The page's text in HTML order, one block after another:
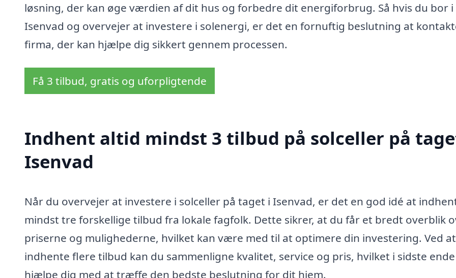
løsning, der kan øge værdien af dit hus og forbedre dit energiforbrug. Så hvis du bor i
Isenvad og overvejer at investere i solenergi, er det en fornuftig beslutning at
firma, der kan hjælpe dig sikkert gennem processen.
Få 3 tilbud, gratis og uforpligtende
Indhent altid mindst 3 tilbud på solceller på
Isenvad
Når du overvejer at investere i solceller på taget i Isenvad, er det en god idé at
mindst tre forskellige tilbud fra lokale fagfolk. Dette sikrer, at du får et bredt overblik
priserne og mulighederne, hvilket kan være med til at optimere din investering. Ved at
indhente flere tilbud kan du sammenligne kvalitet, service og pris, hvilket i sidste
hjælpe dig med at træffe den bedste beslutning for dit hjem.